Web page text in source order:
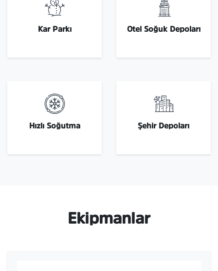
Kar Parkı Otel Soğuk Depoları
Hızlı Soğutma Şehir Depoları
Ekipmanlar